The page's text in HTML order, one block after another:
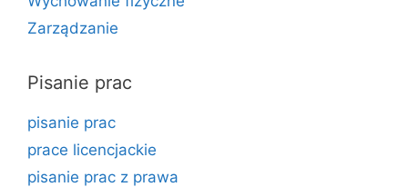
Zarządzanie
Pisanie prac
pisanie prac
prace licencjackie
pisanie prac z prawa